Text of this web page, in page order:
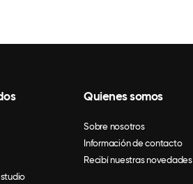
Quienes somos
Sobre nosotros
Información de contacto
Recibí nuestras novedades